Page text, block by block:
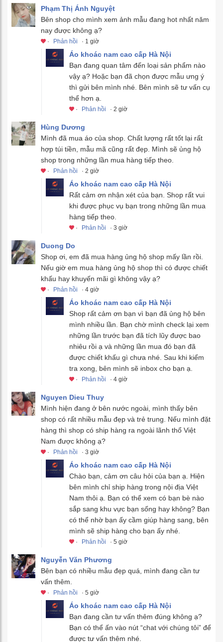
Phạm Thị Ánh Nguyệt
Bên shop cho mình xem ảnh mẫu đang hot nhất năm
nay được không ạ?
· Phản hồi · 1 giờ
Áo khoác nam cao cấp Hà Nội
Bạn đang quan tâm đến loại sản phẩm nào
vậy ạ? Hoặc bạn đã chọn được mẫu ưng ý
thì gửi bên mình nhé. Bên mình sẽ tư vấn cụ
thể hơn ạ.
· Phản hồi · 2 giờ
Hùng Dương
Mình đã mua áo của shop. Chất lượng rất tốt lại rất
hợp túi tiền, mẫu mã cũng rất đẹp. Mình sẽ ủng hộ
shop trong những lần mua hàng tiếp theo.
· Phản hồi · 2 giờ
Áo khoác nam cao cấp Hà Nội
Rất cảm ơn nhận xét của bạn. Shop rất vui
khi được phục vụ bạn trong những lần mua
hàng tiếp theo.
· Phản hồi · 3 giờ
Duong Do
Shop ơi, em đã mua hàng ủng hộ shop mấy lần rồi.
Nếu giờ em mua hàng ủng hộ shop thì có được chiết
khấu hay khuyến mãi gì không vậy ạ?
· Phản hồi · 4 giờ
Áo khoác nam cao cấp Hà Nội
Shop rất cảm ơn bạn vì bạn đã ủng hộ bên
mình nhiều lần. Bạn chờ mình check lại xem
những lần trước bạn đã tích lũy được bao
nhiêu rồi ạ và những lần mua đó bạn đã
được chiết khấu gì chưa nhé. Sau khi kiểm
tra xong, bên mình sẽ inbox cho bạn ạ.
· Phản hồi · 4 giờ
Nguyen Dieu Thuy
Mình hiện đang ở bên nước ngoài, mình thấy bên
shop có rất nhiều mẫu đẹp và trẻ trung. Nếu mình đặt
hàng thì shop có ship hàng ra ngoài lãnh thổ Việt
Nam được không ạ?
· Phản hồi · 3 giờ
Áo khoác nam cao cấp Hà Nội
Chào bạn, cảm ơn câu hỏi của bạn ạ. Hiện
bên mình chỉ ship hàng trong nội địa Việt
Nam thôi ạ. Bạn có thể xem có bạn bè nào
sắp sang khu vực bạn sống hay không? Bạn
có thể nhờ bạn ấy cầm giúp hàng sang, bên
mình sẽ ship hàng cho bạn ấy nhé.
· Phản hồi · 5 giờ
Nguyễn Văn Phương
Bên bạn có nhiều mẫu đẹp quá, mình đang cần tư
vấn thêm.
· Phản hồi · 5 giờ
Áo khoác nam cao cấp Hà Nội
Bạn đang cần tư vấn thêm đúng không ạ?
Bạn có thể ấn vào nút “chat với chúng tôi” để
được tư vấn thêm nhé.